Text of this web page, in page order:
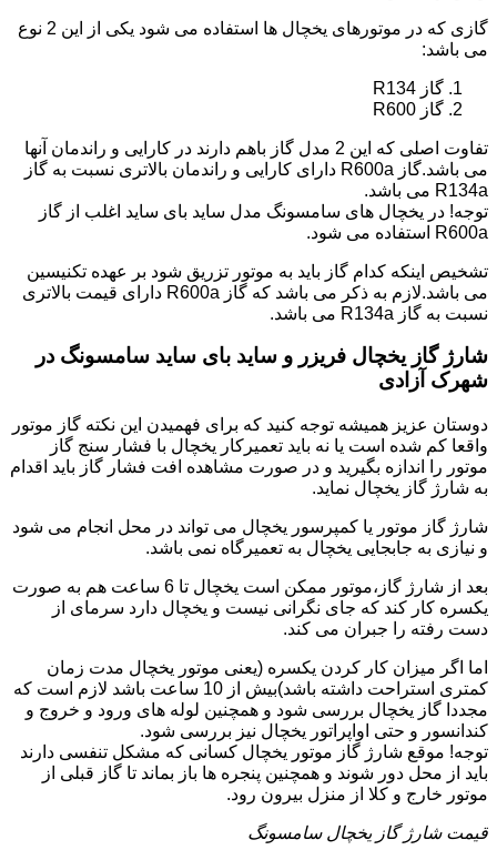
گازی که در موتورهای یخچال ها استفاده می شود یکی از این 2 نوع
می باشد:
گاز R134
گاز R600
تفاوت اصلی که این 2 مدل گاز باهم دارند در کارایی و راندمان آنها
می باشد.گاز R600a دارای کارایی و راندمان بالاتری نسبت به گاز
R134a می باشد.
توجه! در یخچال های سامسونگ مدل ساید بای ساید اغلب از گاز
R600a استفاده می شود.
تشخیص اینکه کدام گاز باید به موتور تزریق شود بر عهده تکنیسین
می باشد.لازم به ذکر می باشد که گاز R600a دارای قیمت بالاتری
نسبت به گاز R134a می باشد.
شارژ گاز یخچال فریزر و ساید بای ساید سامسونگ در
شهرک آزادی
دوستان عزیز همیشه توجه کنید که برای فهمیدن این نکته گاز موتور
واقعا کم شده است یا نه باید تعمیرکار یخچال با فشار سنج گاز
موتور را اندازه بگیرید و در صورت مشاهده افت فشار گاز باید اقدام
به شارژ گاز یخچال نماید.
شارژ گاز موتور یا کمپرسور یخچال می تواند در محل انجام می شود
و نیازی به جابجایی یخچال به تعمیرگاه نمی باشد.
بعد از شارژ گاز،موتور ممکن است یخچال تا 6 ساعت هم به صورت
یکسره کار کند که جای نگرانی نیست و یخچال دارد سرمای از
دست رفته را جبران می کند.
اما اگر میزان کار کردن یکسره (یعنی موتور یخچال مدت زمان
کمتری استراحت داشته باشد)بیش از 10 ساعت باشد لازم است که
مجددا گاز یخچال بررسی شود و همچنین لوله های ورود و خروج و
کندانسور و حتی اواپراتور یخچال نیز بررسی شود.
توجه! موقع شارژ گاز موتور یخچال کسانی که مشکل تنفسی دارند
باید از محل دور شوند و همچنین پنجره ها باز بماند تا گاز قبلی از
موتور خارج و کلا از منزل بیرون رود.
قیمت شارژ گاز یخچال سامسونگ